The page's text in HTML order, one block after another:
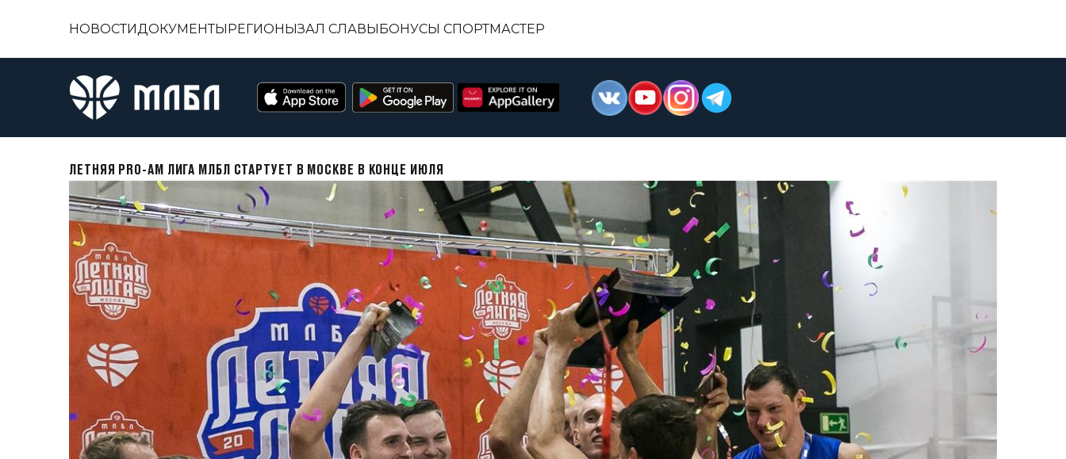
НОВОСТИДОКУМЕНТЫРЕГИОНЫЗАЛ СЛАВЫБОНУСЫ СПОРТМАСТЕР
ЛЕТНЯЯ PRO-AM ЛИГА МЛБЛ СТАРТУЕТ В МОСКВЕ В КОНЦЕ ИЮЛЯ